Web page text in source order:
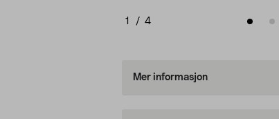
1 / 4
Mer informasjon